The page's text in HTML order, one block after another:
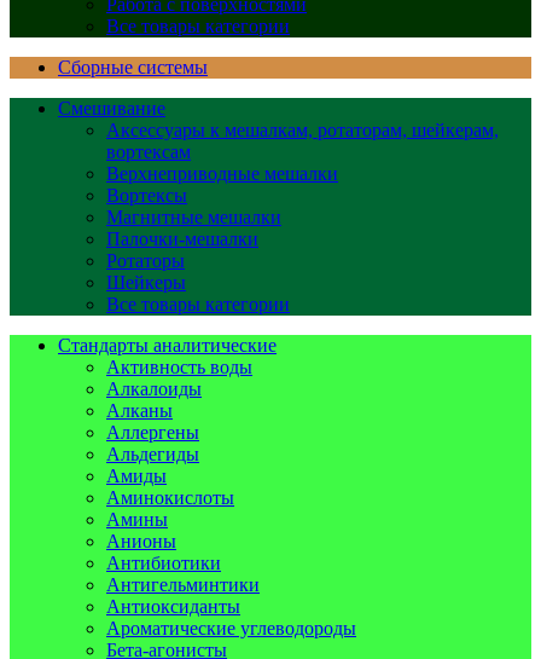
Работа с поверхностями
Все товары категории
Сборные системы
Смешивание
Аксессуары к мешалкам, ротаторам, шейкерам,
вортексам
Верхнеприводные мешалки
Вортексы
Магнитные мешалки
Палочки-мешалки
Ротаторы
Шейкеры
Все товары категории
Стандарты аналитические
Активность воды
Алкалоиды
Алканы
Аллергены
Альдегиды
Амиды
Аминокислоты
Амины
Анионы
Антибиотики
Антигельминтики
Антиоксиданты
Ароматические углеводороды
Бета-агонисты